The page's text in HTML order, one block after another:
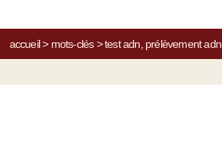
accueil> mots-clés> test adn, prélèvement adn